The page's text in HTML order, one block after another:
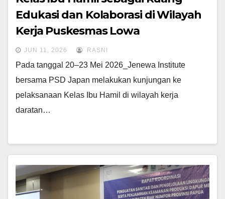
Edukasi dan Kolaborasi di Wilayah
Kerja Puskesmas Lowa
JUN 11, 2026 RASNI
Pada tanggal 20–23 Mei 2026_Jenewa Institute
bersama PSD Japan melakukan kunjungan ke
pelaksanaan Kelas Ibu Hamil di wilayah kerja
daratan…